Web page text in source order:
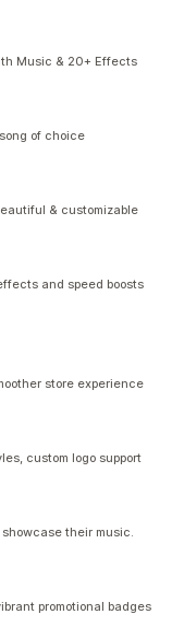
Music & 20+ Effects
of choice
& customizable
and speed boosts
store experience
custom logo support
their music.
promotional badges